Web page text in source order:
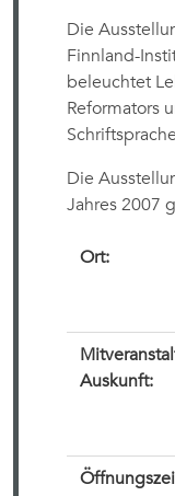
Die
Finnland-
beleuchtet
Reformators
Die
Jahres 2007
Ort:
Auskunft: